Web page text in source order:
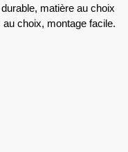
matière au choix
choix, montage facile.